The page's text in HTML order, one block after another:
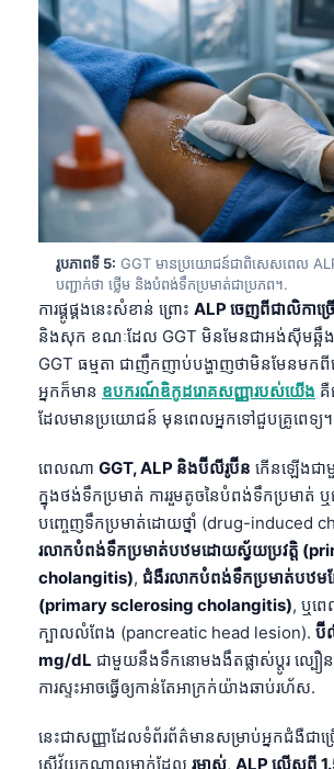
រូបភាពទី 5: GGT មានប្រយោជន៍ជាពិសេសពេល
បញ្ជាក់ថា ថ្លើម និងបំពង់ទឹកប្រមាត់ជាប្រភព។.
ការផ្គូផ្គងនេះសំខាន់ ព្រោះ ALP ចេញពីជាលិកាច្រ
និងសុក ខណៈដែល GGT មិនមែនជាអង់ស៊ីមឆ្អឹ
GGT ធម្មតា ជាញឹកញាប់បង្ហាញថាមិនមែនមកពី
អ្នកក៏មាន ឧបករណ៍ឌិកូដរោគសញ្ញារបស់យើង គឺ
ដែលមានប្រយោជន៍ មុនពេលអ្នកទៅជួបគ្រូពេទ្យ
ពេលណា GGT, ALP និងប៊ីលីរូប៊ីន កើនឡើងជា
ក្នុងថង់ទឹកប្រមាត់ ការរួមតូចនៃបំពង់ទឹកប្រមាត់
បញ្ចេញទឹកប្រមាត់ដោយថ្នាំ (drug-induced
រលាកបំពង់ទឹកប្រមាត់បឋមដោយស្វ័យប្រវត្តិ
cholangitis), ជំងឺរលាកបំពង់ទឹកប្រមាត់បឋម
(primary sclerosing cholangitis), ឬពេ
ក្បាលលំពែង (pancreatic head lesion). ប៊ី
mg/dL ជាមួយនឹងទឹកនោមងងឹតផ្លាស់ប្តូរ ល្បឿ
ការស្ទះអាចធ្វើឲ្យកាន់តែអាក្រក់យ៉ាងឆាប់រហ័ស.
នេះជាសញ្ញាដែលទំព័រព័ត៌មានសម្រាប់អ្នកជំងឺជា
ស្ត្រីវ័យកណ្តាលម្នាក់ដែល រមាស់, ALP លើសពី